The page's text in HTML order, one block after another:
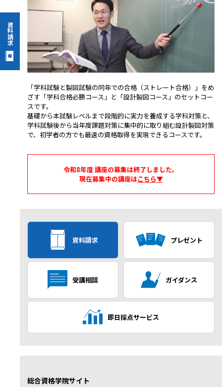
資料請求
「学科試験と製図試験の同年での合格（ストレート合格）」をめ
ざす「学科合格必勝コース」と「設計製図コース」のセットコー
スです。
基礎から本試験レベルまで段階的に実力を養成する学科対策と、
学科試験後から当年度課題対策に集中的に取り組む設計製図対策
で、初学者の方でも最速の資格取得を実現できるコースです。
令和8年度 講座の募集は終了しました。
現在募集中の講座はこちら▼
資料請求 プレゼント
受講相談 ガイダンス
即日採点サービス
総合資格学院サイト